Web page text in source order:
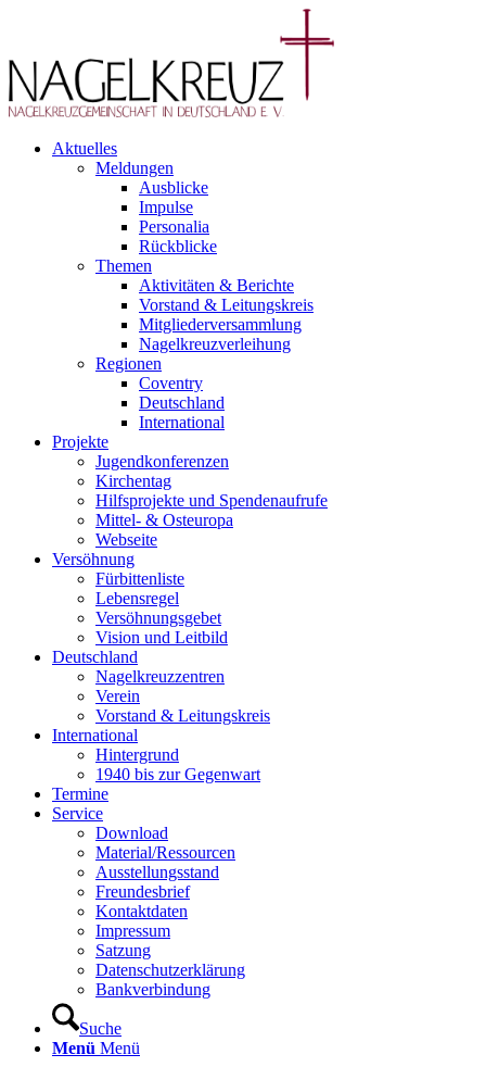
Aktuelles
Meldungen
Ausblicke
Impulse
Personalia
Rückblicke
Themen
Aktivitäten & Berichte
Vorstand & Leitungskreis
Mitgliederversammlung
Nagelkreuzverleihung
Regionen
Coventry
Deutschland
International
Projekte
Jugendkonferenzen
Kirchentag
Hilfsprojekte und Spendenaufrufe
Mittel- & Osteuropa
Webseite
Versöhnung
Fürbittenliste
Lebensregel
Versöhnungsgebet
Vision und Leitbild
Deutschland
Nagelkreuzzentren
Verein
Vorstand & Leitungskreis
International
Hintergrund
1940 bis zur Gegenwart
Termine
Service
Download
Material/Ressourcen
Ausstellungsstand
Freundesbrief
Kontaktdaten
Impressum
Satzung
Datenschutzerklärung
Bankverbindung
Suche
Menü Menü